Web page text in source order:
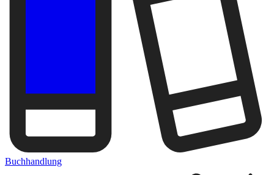
Buchhandlung